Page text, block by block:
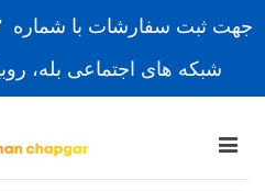
جهت ثبت سفارشات با شماره 0
شبکه های اجتماعی بله،